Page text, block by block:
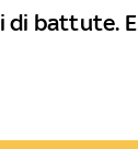
di battute.